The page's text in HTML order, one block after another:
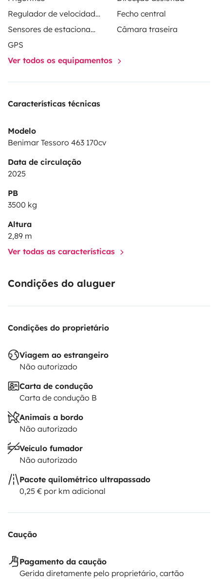
Regulador de velocidade / Cruise Control
Fecho central
Sensores de estacionamento
Câmara traseira
GPS
Ver todos os equipamentos
Características técnicas
Modelo
Benimar Tessoro 463 170cv
Data de circulação
2025
PB
3500 kg
Altura
2,89 m
Ver todas as características
Condições do aluguer
Condições do proprietário
Viagem ao estrangeiro
Não autorizado
Carta de condução
Carta de condução B
Animais a bordo
Não autorizado
Veículo fumador
Não autorizado
Pacote quilométrico ultrapassado
0,25 € por km adicional
Caução
Pagamento da caução
Gerida diretamente pelo proprietário, cartão